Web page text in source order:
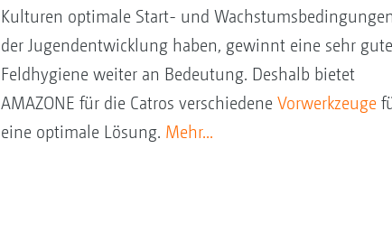
Kulturen optimale Start- und
der Jugendentwicklung haben, gewinnt eine sehr gute
Feldhygiene weiter an Bedeutung. Deshalb bietet
AMAZONE für die Catros verschiedene Vorwerkzeuge
eine optimale Lösung. Mehr...